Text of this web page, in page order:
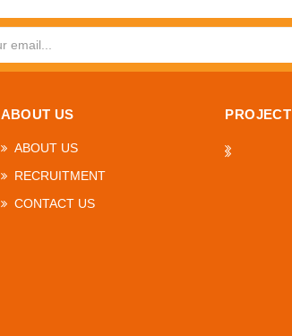
ABOUT US
ABOUT US
RECRUITMENT
CONTACT US
PROJECT